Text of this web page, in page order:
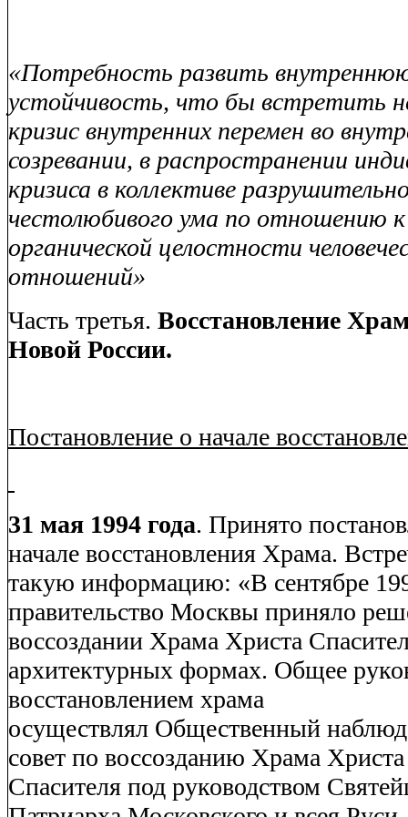
«Потребность развить
устойчивость, что бы встретить
кризис внутренних перемен во
созревании, в распространении
кризиса в коллективе
честолюбивого ума по отношению к
органической целостности
отношений»
Часть третья. Восстановление
Новой России.
Постановление о начале
31 мая 1994 года. Принято
начале восстановления Храма.
такую информацию: «В сентябре
правительство Москвы приняло
воссоздании Храма Христа
архитектурных формах. Общее
восстановлением храма
осуществлял Общественный
совет по воссозданию Храма Христа
Спасителя под руководством